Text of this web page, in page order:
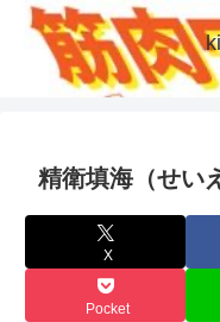
精衛填海（せい
X
Pocket